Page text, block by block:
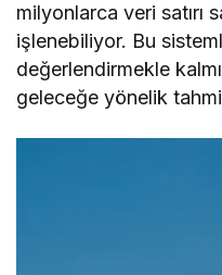
milyonlarca veri satırı
işlenebiliyor. Bu
değerlendirmekle
geleceğe yönelik